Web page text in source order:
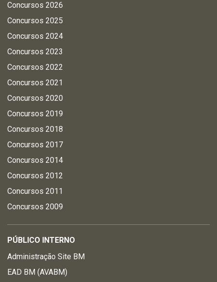
Concursos 2026
Concursos 2025
Concursos 2024
Concursos 2023
Concursos 2022
Concursos 2021
Concursos 2020
Concursos 2019
Concursos 2018
Concursos 2017
Concursos 2014
Concursos 2012
Concursos 2011
Concursos 2009
PÚBLICO INTERNO
Administração Site BM
EAD BM (AVABM)